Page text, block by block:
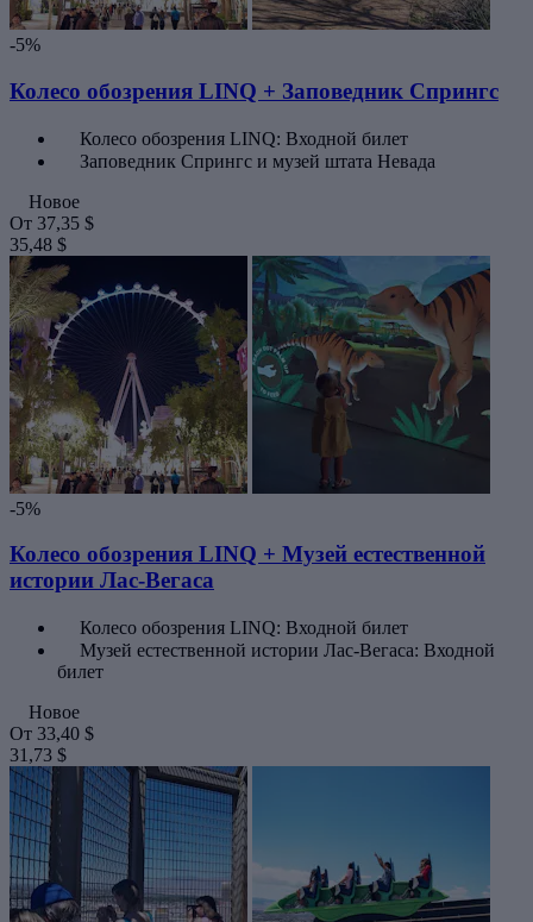
-5%
Колесо обозрения LINQ + Заповедник Спрингс
Колесо обозрения LINQ: Входной билет
Заповедник Спрингс и музей штата Невада
Новое
От 37,35 $
35,48 $
-5%
Колесо обозрения LINQ + Музей естественной
истории Лас-Вегаса
Колесо обозрения LINQ: Входной билет
Музей естественной истории Лас-Вегаса: Входной
билет
Новое
От 33,40 $
31,73 $